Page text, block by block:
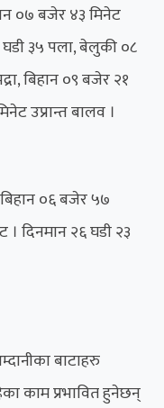
०७ बजेर ४३ मिनेट
घडी ३५ पला, बेलुकी ०८
बिहान ०९ बजेर २१
उप्रान्त बालव ।
बिहान ०६ बजेर ५७
दिनमान २६ घडी २३
बाटाहरु
काम प्रभावित हुनेछन्